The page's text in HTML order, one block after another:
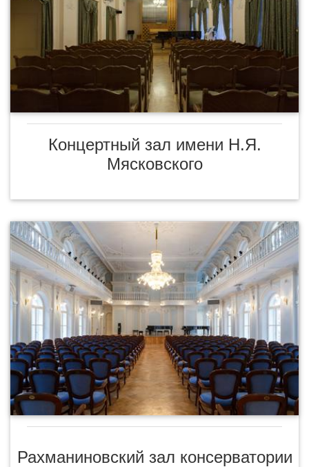
Концертный зал имени Н.Я.
Мясковского
Рахманиновский зал консерватории